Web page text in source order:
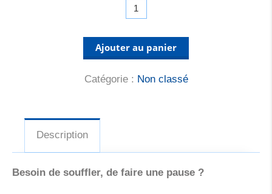
quantité
L'INSTANT
DÉTENTE
Ajouter au panier
Catégorie : Non classé
Description
Besoin de souffler, de faire une pause ?